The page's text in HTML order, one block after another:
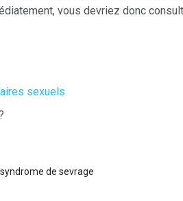
vous devriez donc
sexuels
de sevrage